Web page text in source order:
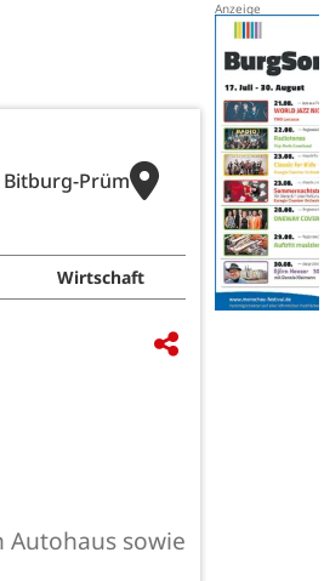
Prüm
Wirtschaft
sowie